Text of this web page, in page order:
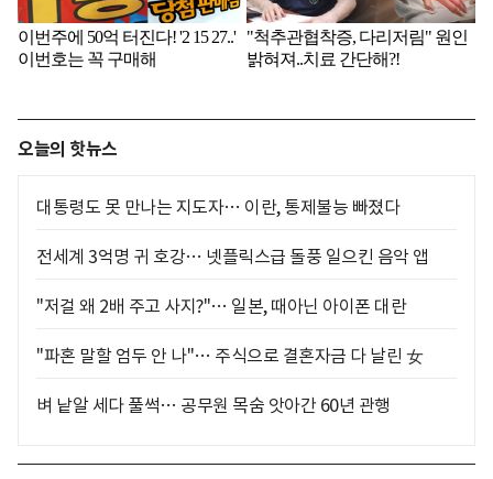
오늘의 핫뉴스
대통령도 못 만나는 지도자… 이란, 통제불능 빠졌다
전세계 3억명 귀 호강… 넷플릭스급 돌풍 일으킨 음악 앱
"저걸 왜 2배 주고 사지?"… 일본, 때아닌 아이폰 대란
"파혼 말할 엄두 안 나"… 주식으로 결혼자금 다 날린 女
벼 낱알 세다 풀썩… 공무원 목숨 앗아간 60년 관행